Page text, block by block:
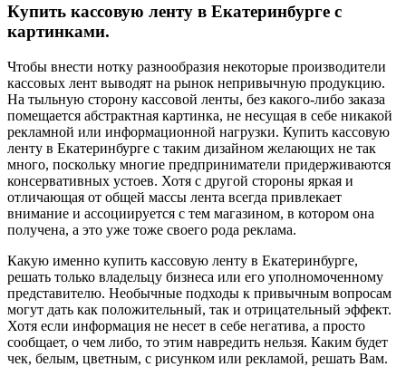
Купить кассовую ленту в Екатеринбурге с
картинками.
Чтобы внести нотку разнообразия некоторые производители
кассовых лент выводят на рынок непривычную продукцию.
На тыльную сторону кассовой ленты, без какого-либо заказа
помещается абстрактная картинка, не несущая в себе никакой
рекламной или информационной нагрузки. Купить кассовую
ленту в Екатеринбурге с таким дизайном желающих не так
много, поскольку многие предприниматели придерживаются
консервативных устоев. Хотя с другой стороны яркая и
отличающая от общей массы лента всегда привлекает
внимание и ассоциируется с тем магазином, в котором она
получена, а это уже тоже своего рода реклама.
Какую именно купить кассовую ленту в Екатеринбурге,
решать только владельцу бизнеса или его уполномоченному
представителю. Необычные подходы к привычным вопросам
могут дать как положительный, так и отрицательный эффект.
Хотя если информация не несет в себе негатива, а просто
сообщает, о чем либо, то этим навредить нельзя. Каким будет
чек, белым, цветным, с рисунком или рекламой, решать Вам.